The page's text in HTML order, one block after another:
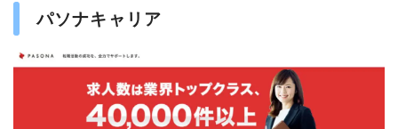
パソナキャリア